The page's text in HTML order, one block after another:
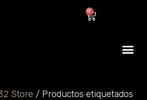
0
Store / Productos etiquetados